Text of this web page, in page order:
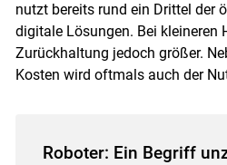
nutzt bereits rund ein Drittel der
digitale Lösungen. Bei kleineren
Zurückhaltung jedoch größer.
Kosten wird oftmals auch der
Roboter: Ein Begriff